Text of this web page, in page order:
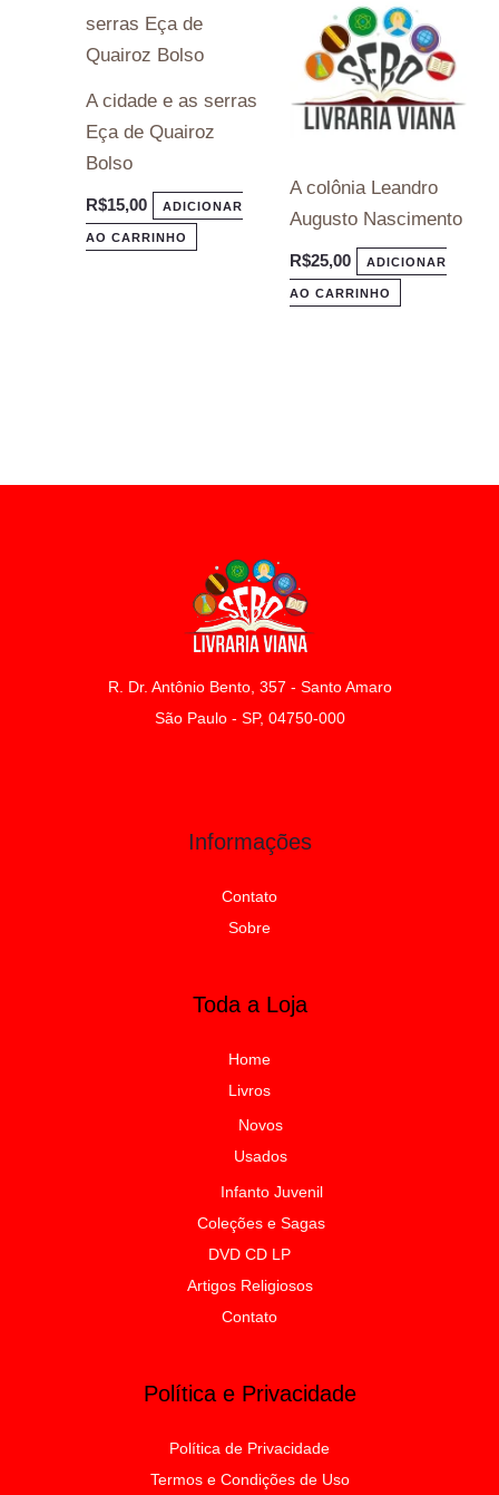
A cidade e as serras
Eça de Quairoz
Bolso
R$15,00 ADICIONAR
AO CARRINHO
A colônia Leandro
Augusto Nascimento
R$25,00 ADICIONAR
AO CARRINHO
R. Dr. Antônio Bento, 357 - Santo Amaro
São Paulo - SP, 04750-000
Informações
Contato
Sobre
Toda a Loja
Home
Livros
Novos
Usados
Infanto Juvenil
Coleções e Sagas
DVD CD LP
Artigos Religiosos
Contato
Política e Privacidade
Política de Privacidade
Termos e Condições de Uso